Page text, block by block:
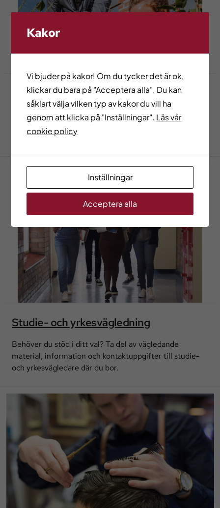
Utbildningsutbud
Här kan du läsa om de olika sätt du kan läsa en
utbildning eller klicka dig vidare till aktuella och tidigare
utbildningar.
Studie- och yrkesvägledning
Behöver du stöd i ditt val? Ta del av vägledande
material, information och kontaktuppgifter till studie-
och yrkesvägledare där du bor.
Kakor
Vi bjuder på kakor! Om du tycker det är ok,
klickar du bara på "Acceptera alla". Du kan
såklart välja vilken typ av kakor du vill ha
genom att klicka på "Inställningar". Läs vår
cookie policy
Inställningar
Acceptera alla